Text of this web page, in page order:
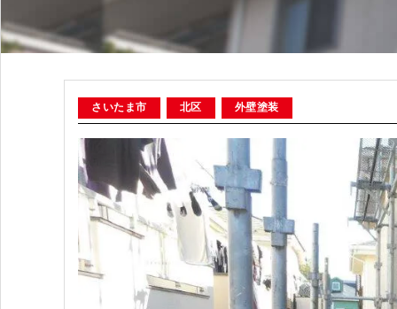
さいたま市 北区 外壁塗装